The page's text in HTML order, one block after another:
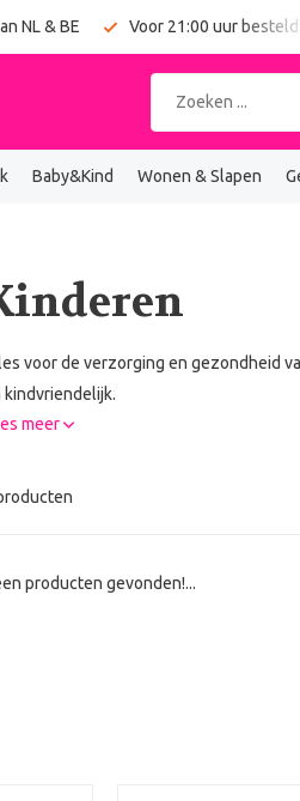
NL & BE Voor 21:00 uur besteld
Baby&Kind Wonen & Slapen
voor de verzorging en gezondheid
kindvriendelijk.
meer
producten gevonden!...